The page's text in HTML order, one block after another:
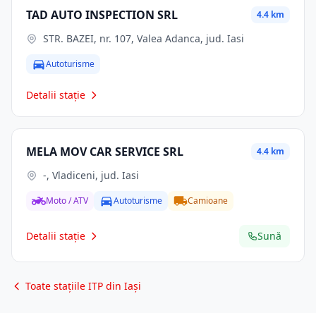
TAD AUTO INSPECTION SRL 4.4 km
STR. BAZEI, nr. 107, Valea Adanca, jud. Iasi
Autoturisme
Detalii stație
MELA MOV CAR SERVICE SRL 4.4 km
-, Vladiceni, jud. Iasi
Moto / ATV Autoturisme Camioane
Detalii stație Sună
Toate stațiile ITP din Iași